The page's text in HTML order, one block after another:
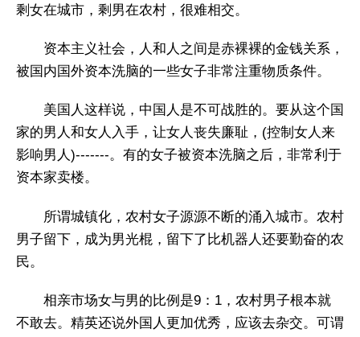
剩女在城市，剩男在农村，很难相交。
资本主义社会，人和人之间是赤裸裸的金钱关系，
被国内国外资本洗脑的一些女子非常注重物质条件。
美国人这样说，中国人是不可战胜的。要从这个国
家的男人和女人入手，让女人丧失廉耻，(控制女人来
影响男人)-------。有的女子被资本洗脑之后，非常利于
资本家卖楼。
所谓城镇化，农村女子源源不断的涌入城市。农村
男子留下，成为男光棍，留下了比机器人还要勤奋的农
民。
相亲市场女与男的比例是9：1，农村男子根本就
不敢去。精英还说外国人更加优秀，应该去杂交。可谓